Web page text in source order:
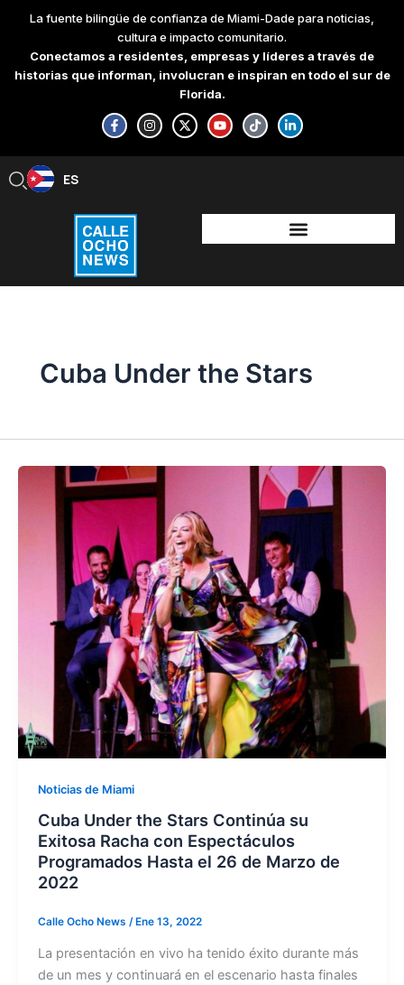
content
La fuente bilingüe de confianza de Miami-Dade para noticias,
cultura e impacto comunitario.
Conectamos a residentes, empresas y líderes a través de
historias que informan, involucran e inspiran en todo el sur de
Florida.
F
a
c
e
-
f
I
n
s
t
X
-
t
w
Y
o
u
t
T
i
k
t
L
i
n
k
-
i
n
ES
EN
Cuba Under the Stars
Noticias de Miami
Cuba Under the Stars Continúa su
Exitosa Racha con Espectáculos
Programados Hasta el 26 de Marzo de
2022
Calle Ocho News / Ene 13, 2022
La presentación en vivo ha tenido éxito durante más
de un mes y continuará en el escenario hasta finales